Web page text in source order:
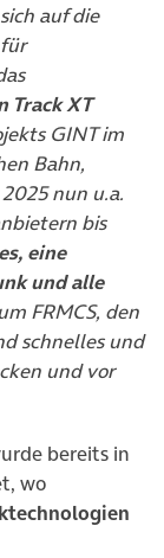
auf die
Track XT
GINT im
Bahn,
nun u.a.
bis
eine
und alle
FRMCS, den
schnelles und
und vor
bereits in
wo